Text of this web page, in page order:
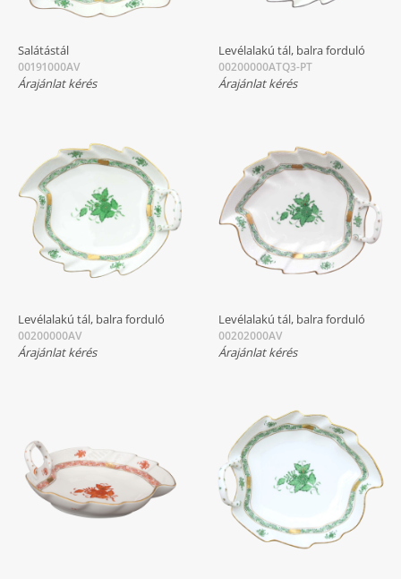
Salátástál
00191000AV
Árajánlat kérés
Levélalakú tál, balra forduló
00200000ATQ3-PT
Árajánlat kérés
Levélalakú tál, balra forduló
00200000AV
Árajánlat kérés
Levélalakú tál, balra forduló
00202000AV
Árajánlat kérés